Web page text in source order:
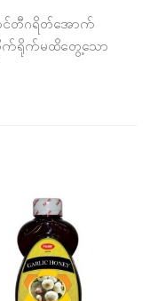
စင်တီဂရိတ်အောက်
တိုက်ရိုက်မထိတွေ့သော